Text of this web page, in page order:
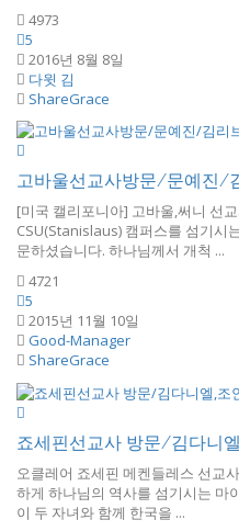
4973
5
2016년 8월 8일
다윗 김
ShareGrace
고바울선교사방문/문예진/
[미국 캘리포니아] 고바울,써니 선
CSU(Stanislaus) 캠퍼스를 섬기시
문하셨습니다. 하나님께서 개척 ...
4721
5
2015년 11월 10일
Good-Manager
ShareGrace
죠세핀선교사 방문/김다니
오클레어 죠세핀 메켄들레스 선교
하게 하나님의 역사를 섬기시는 마
이 두 자녀와 함께 한국을 ...